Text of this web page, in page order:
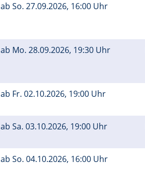
ab So. 27.09.2026, 16:00 Uhr
ab Mo. 28.09.2026, 19:30 Uhr
ab Fr. 02.10.2026, 19:00 Uhr
ab Sa. 03.10.2026, 19:00 Uhr
ab So. 04.10.2026, 16:00 Uhr